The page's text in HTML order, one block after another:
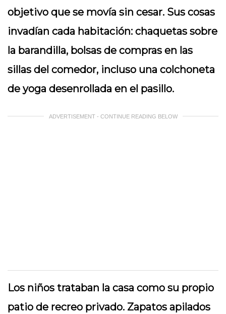
objetivo que se movía sin cesar. Sus cosas
invadían cada habitación: chaquetas sobre
la barandilla, bolsas de compras en las
sillas del comedor, incluso una colchoneta
de yoga desenrollada en el pasillo.
ADVERTISEMENT - CONTINUE READING BELOW
Los niños trataban la casa como su propio
patio de recreo privado. Zapatos apilados